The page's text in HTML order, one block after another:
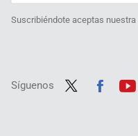
Suscribiéndote aceptas nuestra
Síguenos